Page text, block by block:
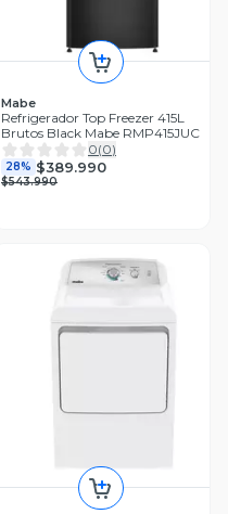
Mabe
Refrigerador Top Freezer 415L
Brutos Black Mabe RMP415JUC
0(0)
28% $389.990
$543.990